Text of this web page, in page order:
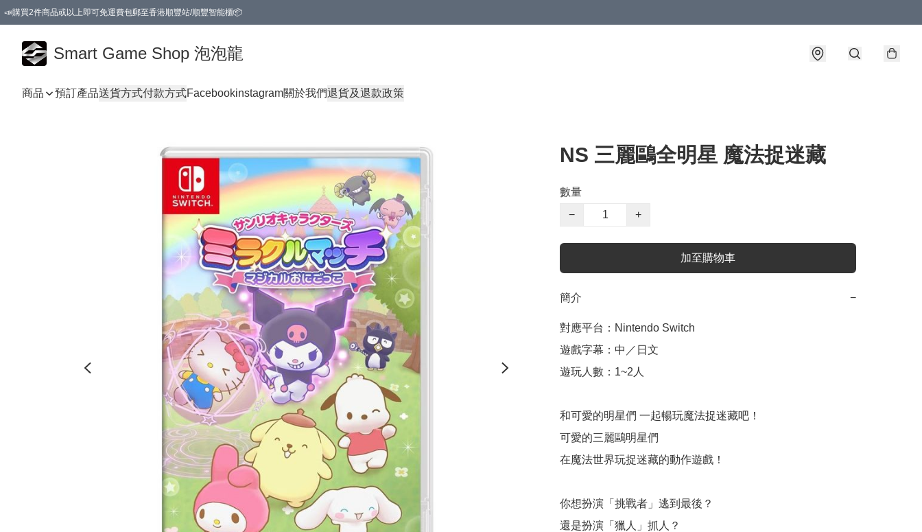
📣購買2件商品或以上即可免運費包郵至香港順豐站/順豐智能櫃📦
Smart Game Shop 泡泡龍
商品 預訂產品送貨方式付款方式Facebookinstagram關於我們退貨及退款政策
NS 三麗鷗全明星 魔法捉迷藏
數量
−
+
加至購物車
簡介 −
對應平台：Nintendo Switch
遊戲字幕：中／日文
遊玩人數：1~2人
和可愛的明星們 一起暢玩魔法捉迷藏吧！
可愛的三麗鷗明星們
在魔法世界玩捉迷藏的動作遊戲！
你想扮演「挑戰者」逃到最後？
還是扮演「獵人」抓人？